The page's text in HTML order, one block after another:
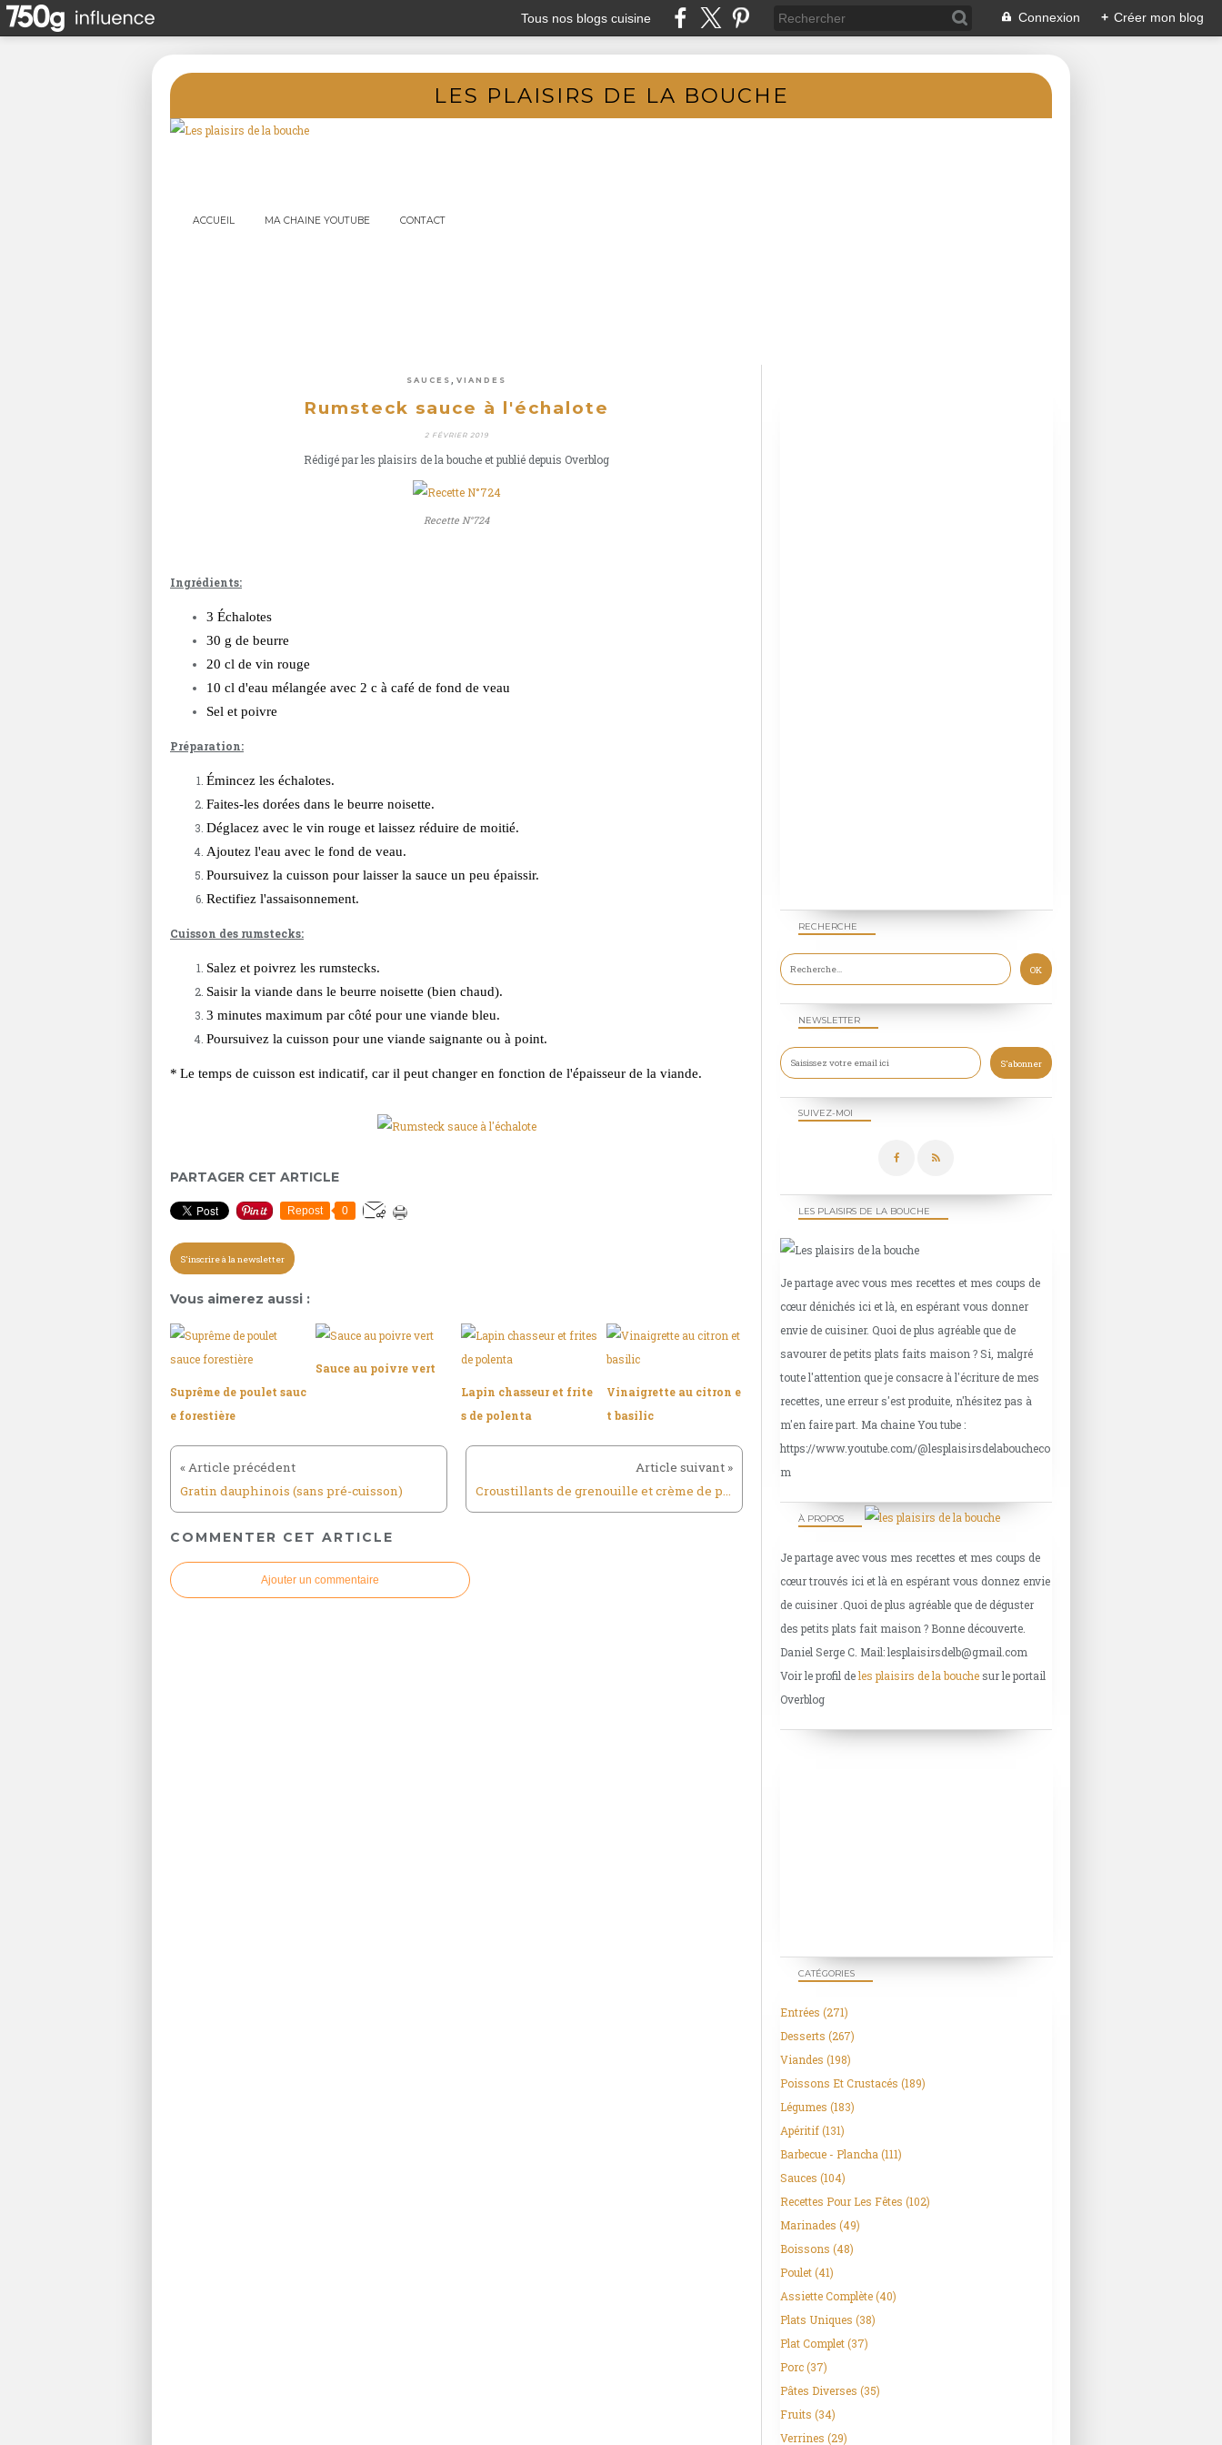
Tous nos blogs cuisine Connexion + Créer mon blog
LES PLAISIRS DE LA BOUCHE
ACCUEIL MA CHAINE YOUTUBE CONTACT
SAUCES VIANDES
Rumsteck sauce à l'échalote
2 FÉVRIER 2019
Rédigé par les plaisirs de la bouche et publié depuis Overblog
Recette N°724
Ingrédients:
3 Échalotes
30 g de beurre
20 cl de vin rouge
10 cl d'eau mélangée avec 2 c à café de fond de veau
Sel et poivre
Préparation:
Émincez les échalotes.
Faites-les dorées dans le beurre noisette.
Déglacez avec le vin rouge et laissez réduire de moitié.
Ajoutez l'eau avec le fond de veau.
Poursuivez la cuisson pour laisser la sauce un peu épaissir.
Rectifiez l'assaisonnement.
Cuisson des rumstecks:
Salez et poivrez les rumstecks.
Saisir la viande dans le beurre noisette (bien chaud).
3 minutes maximum par côté pour une viande bleu.
Poursuivez la cuisson pour une viande saignante ou à point.
* Le temps de cuisson est indicatif, car il peut changer en fonction de l'épaisseur de la viande.
PARTAGER CET ARTICLE
Repost 0
S'inscrire à la newsletter
Vous aimerez aussi :
Suprême de poulet sauc
e forestière
Sauce au poivre vert
Lapin chasseur et frite
s de polenta
Vinaigrette au citron e
t basilic
Gratin dauphinois (sans pré-cuisson) Croustillants de grenouille et crème de persil
COMMENTER CET ARTICLE
Ajouter un commentaire
NEWSLETTER
SUIVEZ-MOI
RECHERCHE
LES PLAISIRS DE LA BOUCHE
Je partage avec vous mes recettes et mes coups de
cœur dénichés ici et là, en espérant vous donner
envie de cuisiner. Quoi de plus agréable que de
savourer de petits plats faits maison ? Si, malgré
toute l'attention que je consacre à l'écriture de mes
recettes, une erreur s'est produite, n'hésitez pas à
m'en faire part. Ma chaine You tube :
https://www.youtube.com/@lesplaisirsdelaboucheco
m
À PROPOS
Je partage avec vous mes recettes et mes coups de
cœur trouvés ici et là en espérant vous donnez envie
de cuisiner .Quoi de plus agréable que de déguster
des petits plats fait maison ? Bonne découverte.
Daniel Serge C. Mail: lesplaisirsdelb@gmail.com
Voir le profil deles plaisirs de la bouchesur le portail
Overblog
CATÉGORIES
Entrées (271)
Desserts (267)
Viandes (198)
Poissons Et Crustacés (189)
Légumes (183)
Apéritif(131)
Barbecue - Plancha (111)
Sauces (104)
Recettes Pour Les Fêtes (102)
Marinades (49)
Boissons (48)
Poulet(41)
Assiette Complète(40)
Plats Uniques (38)
Plat Complet(37)
Porc(37)
Pâtes Diverses (35)
Fruits (34)
Verrines (29)